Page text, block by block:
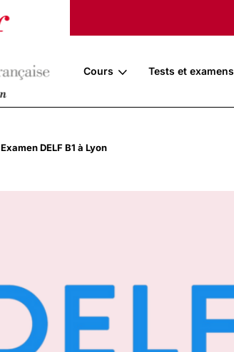
Cours Tests et examens
Examen DELF B1 à Lyon